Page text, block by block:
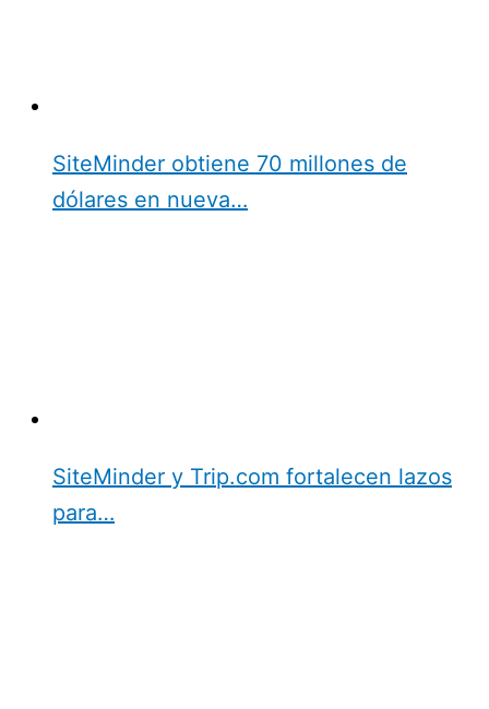
SiteMinder obtiene 70 millones de
dólares en nueva…
SiteMinder y Trip.com fortalecen lazos
para…